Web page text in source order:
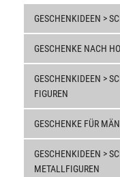
GESCHENKIDEEN >
GESCHENKE NACH
GESCHENKIDEEN >
FIGUREN
GESCHENKE FÜR
GESCHENKIDEEN >
METALLFIGUREN